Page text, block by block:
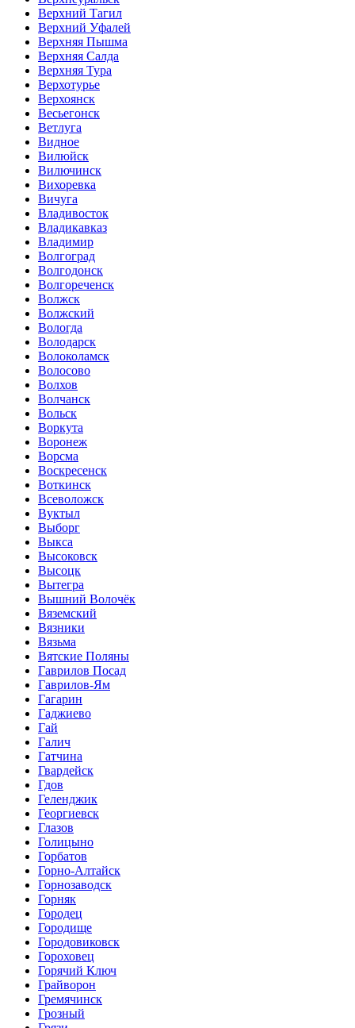
Верхний Тагил
Верхний Уфалей
Верхняя Пышма
Верхняя Салда
Верхняя Тура
Верхотурье
Верхоянск
Весьегонск
Ветлуга
Видное
Вилюйск
Вилючинск
Вихоревка
Вичуга
Владивосток
Владикавказ
Владимир
Волгоград
Волгодонск
Волгореченск
Волжск
Волжский
Вологда
Володарск
Волоколамск
Волосово
Волхов
Волчанск
Вольск
Воркута
Воронеж
Ворсма
Воскресенск
Воткинск
Всеволожск
Вуктыл
Выборг
Выкса
Высоковск
Высоцк
Вытегра
Вышний Волочёк
Вяземский
Вязники
Вязьма
Вятские Поляны
Гаврилов Посад
Гаврилов-Ям
Гагарин
Гаджиево
Гай
Галич
Гатчина
Гвардейск
Гдов
Геленджик
Георгиевск
Глазов
Голицыно
Горбатов
Горно-Алтайск
Горнозаводск
Горняк
Городец
Городище
Городовиковск
Гороховец
Горячий Ключ
Грайворон
Гремячинск
Грозный